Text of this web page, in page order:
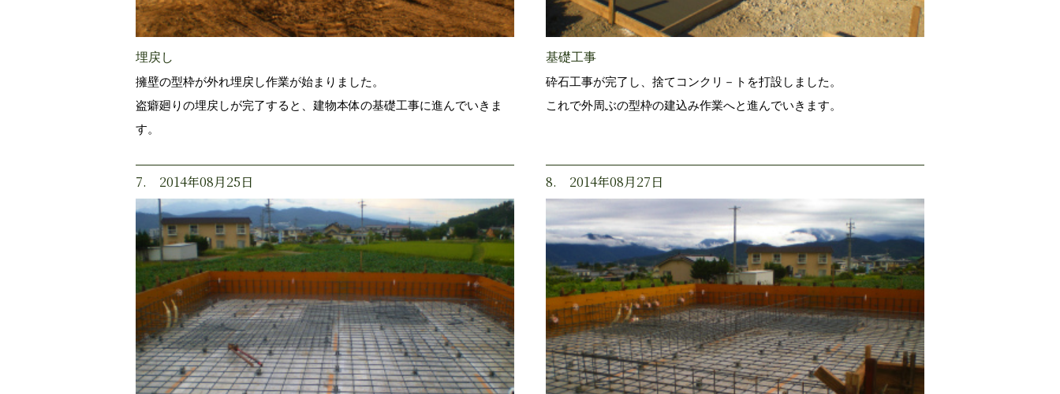
埋戻し
擁壁の型枠が外れ埋戻し作業が始まりました。
盗癖廻りの埋戻しが完了すると、建物本体の基礎工事に進んでいきま
す。
基礎工事
砕石工事が完了し、捨てコンクリ－トを打設しました。
これで外周ぶの型枠の建込み作業へと進んでいきます。
7. 2014年08月25日 8. 2014年08月27日